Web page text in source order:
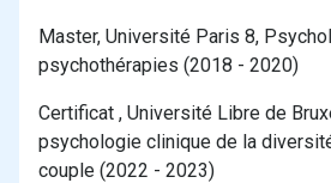
Master, Université Paris 8,
psychothérapies (2018 - 2020)
Certificat , Université Libre de
psychologie clinique de la
couple (2022 - 2023)